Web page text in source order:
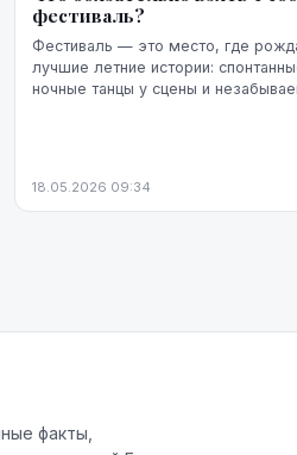
фестиваль?
Фестиваль — это место, где
лучшие летние истории:
ночные танцы у сцены и
18.05.2026 09:34
факты,